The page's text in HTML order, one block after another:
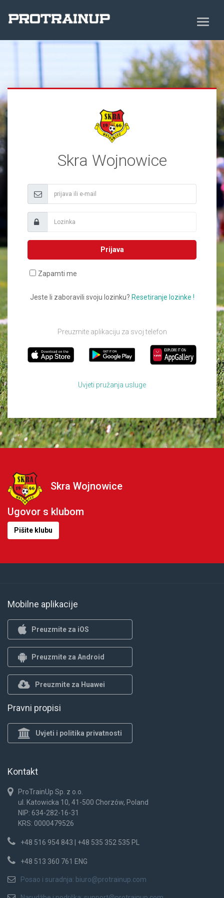
Skra Wojnowice
Prijava
Zapamti me
Jeste li zaboravili svoju lozinku? Resetiranje lozinke !
Preuzmite aplikaciju za svoj telefon
Uvjeti pružanja usluge
Skra Wojnowice
Ugovor s klubom
Pišite klubu
Mobilne aplikacije
Preuzmite za iOS
Preuzmite za Android
Preuzmite za Huawei
Pravni propisi
Uvjeti i politika privatnosti
Kontakt
ProTrainUp Sp. z o.o.
ul. Katowicka 10, 41-500 Chorzów, Poland
NIP: 634-282-16-31
KRS: 0000479526
+48 516 954 843 | +48 535 352 535 PL
+48 513 360 761 ENG
Posao i suradnja: biuro@protrainup.com